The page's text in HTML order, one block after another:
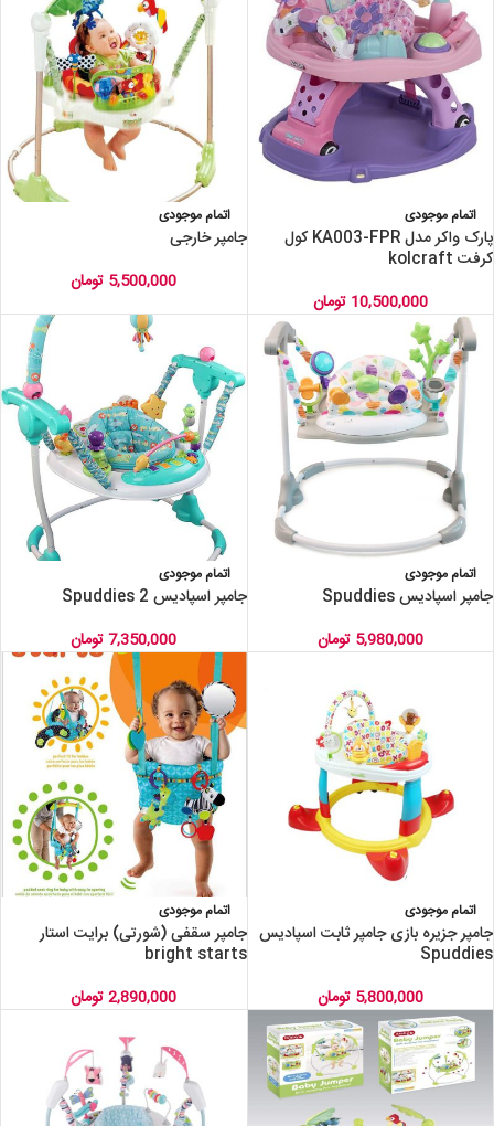
اتمام موجودی
پارک واکر مدل KA003-FPR کول
کرفت kolcraft
10,500,000 تومان
اتمام موجودی
جامپر خارجی
5,500,000 تومان
اتمام موجودی
جامپر اسپادیس Spuddies
5,980,000 تومان
اتمام موجودی
جامپر اسپادیس 2 Spuddies
7,350,000تومان
اتمام موجودی
جامپر جزیره بازی جامپر ثابت اسپادیس
Spuddies
5,800,000 تومان
اتمام موجودی
جامپر سقفی (شورتی) برایت استار
bright starts
2,890,000تومان